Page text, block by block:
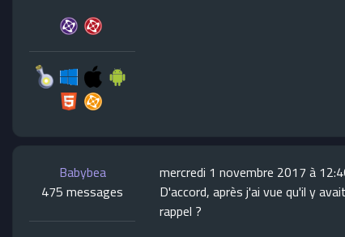
Babybea
475 messages
mercredi 1 novembre 2017 à
D'accord, après j'ai vue qu'il y
rappel ?